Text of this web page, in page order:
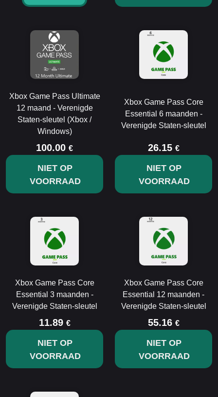
Xbox Game Pass Ultimate
12 maand - Verenigde
Staten-sleutel (Xbox /
Windows)
100.00 €
NIET OP
VOORRAAD
Xbox Game Pass Core
Essential 6 maanden -
Verenigde Staten-sleutel
26.15 €
NIET OP
VOORRAAD
Xbox Game Pass Core
Essential 3 maanden -
Verenigde Staten-sleutel
11.89 €
NIET OP
VOORRAAD
Xbox Game Pass Core
Essential 12 maanden -
Verenigde Staten-sleutel
55.16 €
NIET OP
VOORRAAD